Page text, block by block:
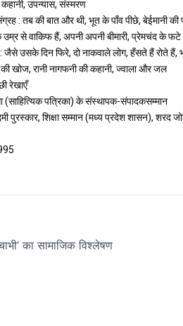
कहानी, उपन्यास, संस्मरण
: तब की बात और थी, भूत के पाँव पीछे, बेईमानी
से वाकिफ हैं, अपनी अपनी बीमारी, प्रेमचंद के
जैसे उसके दिन फिरे, दो नाकवाले लोग, हँसते हैं रोते हैं,
खोज, रानी नागफनी की कहानी, ज्वाला और जल
रेखाएँ
(साहित्यिक पत्रिका) के संस्थापक-संपादकसम्मान
पुरस्कार, शिक्षा सम्मान (मध्य प्रदेश शासन), शरद
का सामाजिक विश्लेषण